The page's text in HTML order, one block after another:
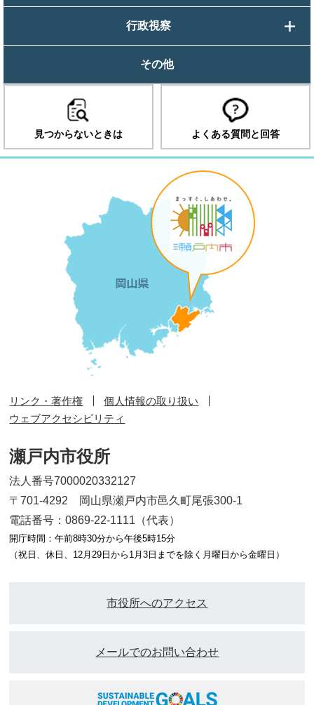
行政視察
その他
見つからないときは よくある質問と回答
リンク・著作権
個人情報の取り扱い
ウェブアクセシビリティ
瀬戸内市役所
法人番号7000020332127
〒701-4292 岡山県瀬戸内市邑久町尾張300-1
電話番号：0869-22-1111（代表）
開庁時間：午前8時30分から午後5時15分
（祝日、休日、12月29日から1月3日までを除く月曜日から金曜日）
市役所へのアクセス
メールでのお問い合わせ